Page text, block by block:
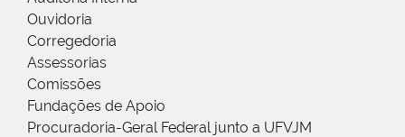
Ouvidoria
Corregedoria
Assessorias
Comissões
Fundações de Apoio
Procuradoria-Geral Federal junto a UFVJM